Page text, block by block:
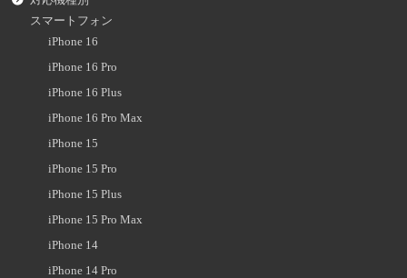
スマートフォン
iPhone 16
iPhone 16 Pro
iPhone 16 Plus
iPhone 16 Pro Max
iPhone 15
iPhone 15 Pro
iPhone 15 Plus
iPhone 15 Pro Max
iPhone 14
iPhone 14 Pro